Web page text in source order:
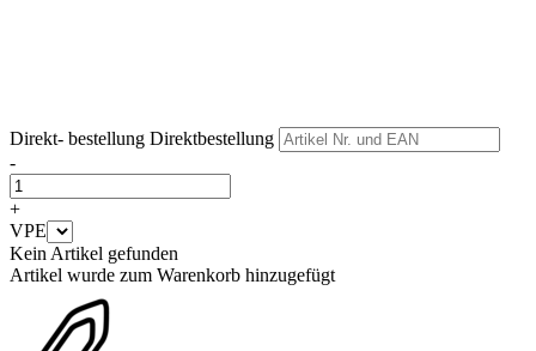
Direkt- bestellung Direktbestellung
-
+
VPE
Kein Artikel gefunden
Artikel wurde zum Warenkorb hinzugefügt